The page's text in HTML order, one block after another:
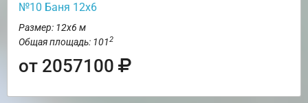
№10 Баня 12х6
Размер: 12х6 м
Общая площадь: 1012
от 2057100